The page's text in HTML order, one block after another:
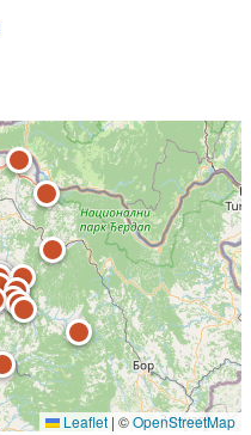
Leaflet | ©OpenStreetMap